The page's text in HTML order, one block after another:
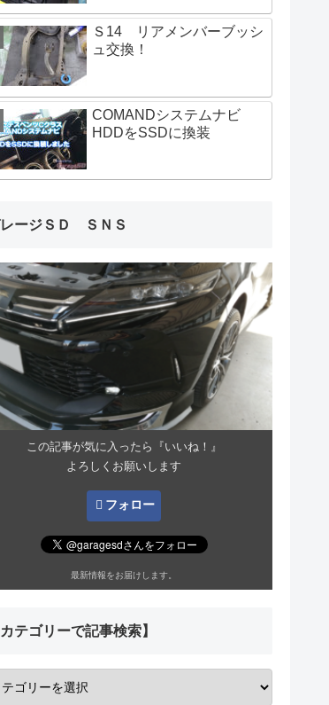
Ｓ14 リアメンバーブッシ
ュ交換！
COMANDシステムナビ
HDDをSSDに換装
ージＳＤ ＳＮＳ
この記事が気に入ったら『いいね！』
よろしくお願いします
フォロー
最新情報をお届けします。
カテゴリーで記事検索】